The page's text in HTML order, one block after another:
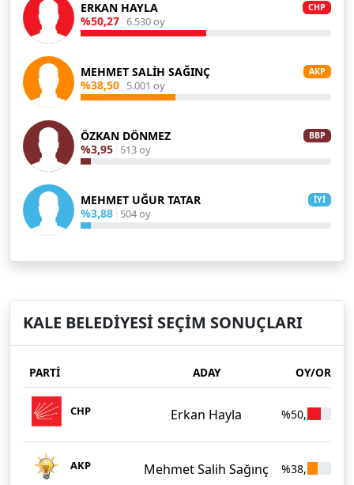
ERKAN HAYLA CHP
%50,27 6.530 oy
MEHMET SALİH SAĞINÇ AKP
%38,50 5.001 oy
ÖZKAN DÖNMEZ BBP
%3,95 513 oy
MEHMET UĞUR TATAR İYİ
%3,88 504 oy
KALE BELEDİYESİ SEÇİM SONUÇLARI
PARTİ ADAY OY/ORAN
CHP Erkan Hayla %50,27
AKP Mehmet Salih Sağınç %38,50